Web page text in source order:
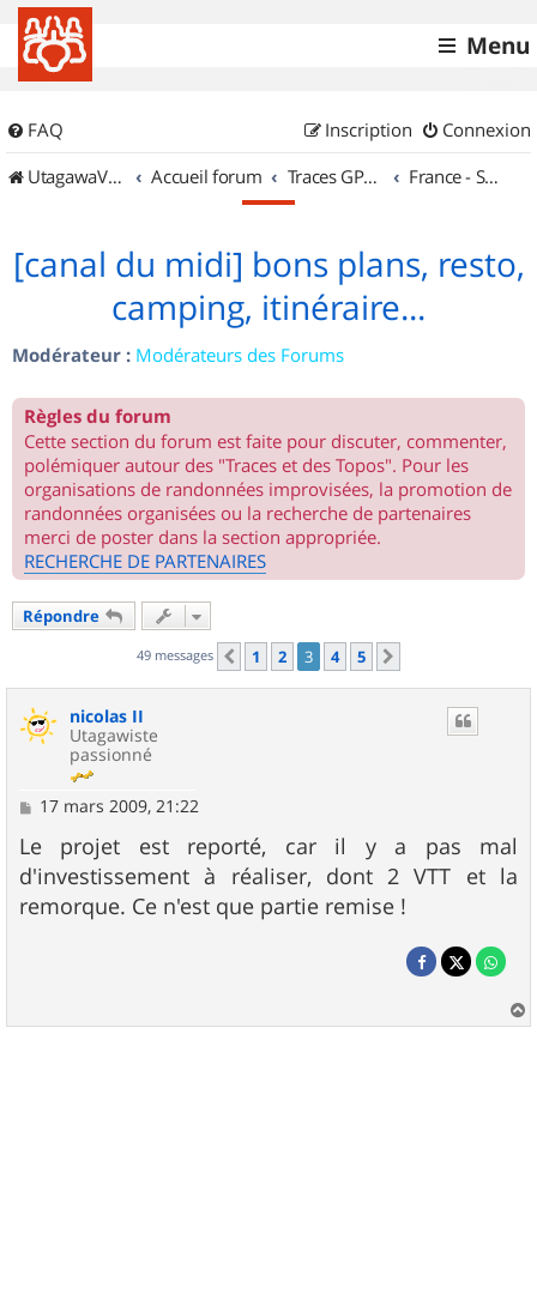
Menu
FAQ Connexion
Inscription
UtagawaVTT (Randos VTT et VTTAE avec traces GPS)
Accueil forum Traces GPS de randos VTT France - Sud Ouest
[canal du midi] bons plans, resto,
camping, itinéraire...
Modérateur : Modérateurs des Forums
Règles du forum
Cette section du forum est faite pour discuter, commenter,
polémiquer autour des "Traces et des Topos". Pour les
organisations de randonnées improvisées, la promotion de
randonnées organisées ou la recherche de partenaires
merci de poster dans la section appropriée.
RECHERCHE DE PARTENAIRES
Répondre
49 messages Précédent
1 2 3 4 5
nicolas II
Utagawiste
passionné
M
s
s
a
g
e
17 mars 2009, 21:22
Le projet est reporté, car il y a pas mal
d'investissement à réaliser, dont 2 VTT et la
remorque. Ce n'est que partie remise !
a